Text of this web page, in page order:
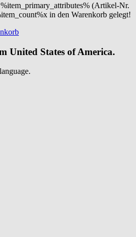
(Artikel-Nr.
in den Warenkorb gelegt!
United States of America.